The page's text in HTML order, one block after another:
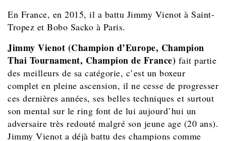
En France, en 2015, il a battu Jimmy Vienot à Saint-
Tropez et Bobo Sacko à Paris.
Jimmy Vienot (Champion d’Europe, Champion
Thai Tournament, Champion de France) fait partie
des meilleurs de sa catégorie, c’est un boxeur
complet en pleine ascension, il ne cesse de progresser
ces dernières années, ses belles techniques et surtout
son mental sur le ring font de lui aujourd’hui un
adversaire très redouté malgré son jeune age (20 ans).
Jimmy Vienot a déjà battu des champions comme